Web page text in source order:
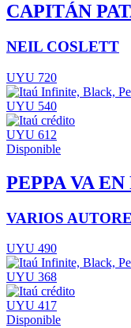
CAPITÁN
NEIL COSLETT
UYU 720
UYU 540
UYU 612
Disponible
PEPPA VA
VARIOS
UYU 490
UYU 368
UYU 417
Disponible